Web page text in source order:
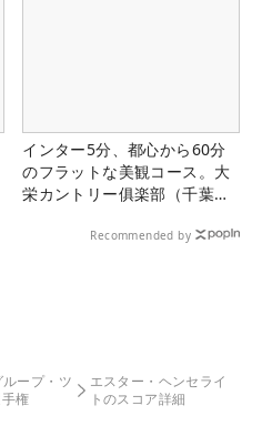
インター5分、都心から60分
のフラットな美観コース。大
栄カントリー俱楽部（千葉
Recommended by
ループ・ツ
権
エスター・ヘンセライ
トのスコア詳細